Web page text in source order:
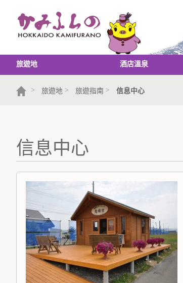
旅遊地 酒店溫泉
> 旅遊地 > 旅遊指南 > 信息中心
信息中心